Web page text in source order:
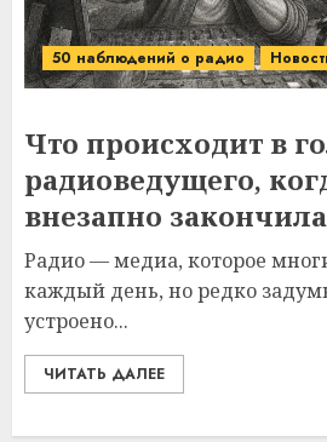
50 наблюдений о радио
Что происходит в
радиоведущего,
внезапно
Радио — медиа, которое
каждый день, но редко
устроено...
ЧИТАТЬ ДАЛЕЕ